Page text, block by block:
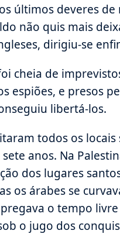
últimos deveres
não quis mais
dirigiu-se
cheia de
espiões, e presos
libertá-los.
todos os
sete anos. Na
dos lugares
os árabes se
o tempo
o jugo dos